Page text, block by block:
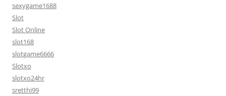
sexygame1688
Slot
Slot Online
slot168
slotgame6666
Slotxo
slotxo24hr
sretthi99